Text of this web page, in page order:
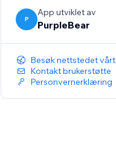
P
App utviklet av
PurpleBear
Besøk nettstedet vårt
Kontakt brukerstøtte
Personvernerklæring